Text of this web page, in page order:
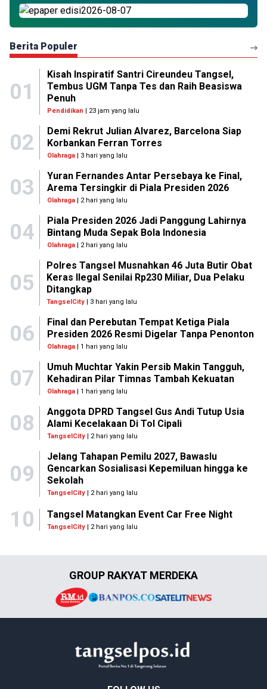
Berita Populer
01
Kisah Inspiratif Santri Cireundeu Tangsel,
Tembus UGM Tanpa Tes dan Raih Beasiswa
Penuh
Pendidikan | 23 jam yang lalu
02
Demi Rekrut Julian Alvarez, Barcelona Siap
Korbankan Ferran Torres
Olahraga| 3 hari yang lalu
03
Yuran Fernandes Antar Persebaya ke Final,
Arema Tersingkir di Piala Presiden 2026
Olahraga| 2 hari yang lalu
04
Piala Presiden 2026 Jadi Panggung Lahirnya
Bintang Muda Sepak Bola Indonesia
Olahraga| 2 hari yang lalu
05
Polres Tangsel Musnahkan 46 Juta Butir Obat
Keras Ilegal Senilai Rp230 Miliar, Dua Pelaku
Ditangkap
TangselCity | 3 hari yang lalu
06
Final dan Perebutan Tempat Ketiga Piala
Presiden 2026 Resmi Digelar Tanpa Penonton
Olahraga| 1 hari yang lalu
07
Umuh Muchtar Yakin Persib Makin Tangguh,
Kehadiran Pilar Timnas Tambah Kekuatan
Olahraga| 1 hari yang lalu
08
Anggota DPRD Tangsel Gus Andi Tutup Usia
Alami Kecelakaan Di Tol Cipali
TangselCity| 2 hari yang lalu
09
Jelang Tahapan Pemilu 2027, Bawaslu
Gencarkan Sosialisasi Kepemiluan hingga ke
Sekolah
TangselCity| 2 hari yang lalu
10 Tangsel Matangkan Event Car Free Night
TangselCity | 2 hari yang lalu
GROUP RAKYAT MERDEKA